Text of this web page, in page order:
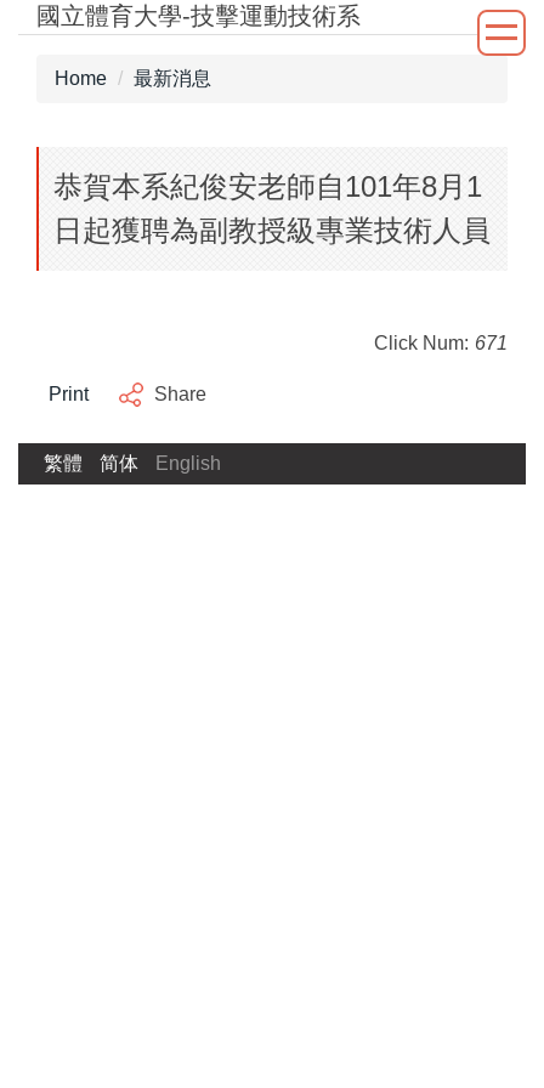
Jump國立體育大學-技擊運動技術系
Home 最新消息
恭賀本系紀俊安老師自101年8月1
日起獲聘為副教授級專業技術人員
Click Num: 671
Print Share
繁體 简体 English